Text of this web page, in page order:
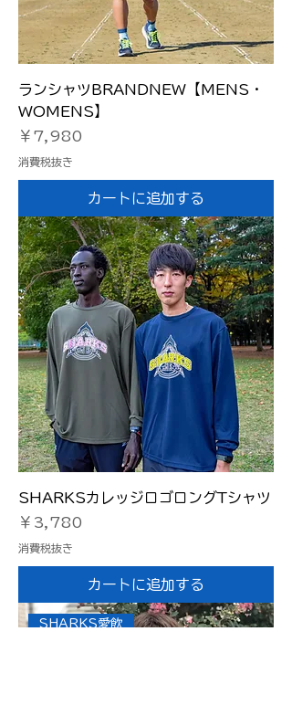
ランシャツBRANDNEW【MENS・
WOMENS】
価格
￥7,980
消費税抜き
カートに追加する
SHARKSカレッジロゴロングTシャツ
価格
￥3,780
消費税抜き
カートに追加する
SHARKS愛飲